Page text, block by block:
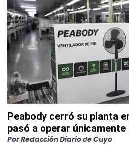
Peabody cerró su planta
pasó a operar
PorRedacción Diario de Cuyo